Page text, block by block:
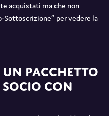
acquistati ma che non
Sottoscrizione” per vedere la
un pacchetto
con